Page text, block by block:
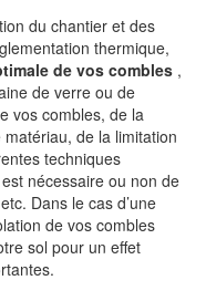
du chantier et des
thermique,
de vos combles ,
de verre ou de
vos combles, de la
de la limitation
techniques
nécessaire ou non de
Dans le cas d’une
de vos combles
sol pour un effet